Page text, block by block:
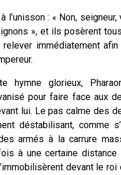
l’unisson : « Non,
», et ils posèrent
immédiatement afin
hymne glorieux,
pour faire face aux
lui. Le pas calme des
déstabilisant, comme
armés à la carrure
à une certaine distance
devant le roi